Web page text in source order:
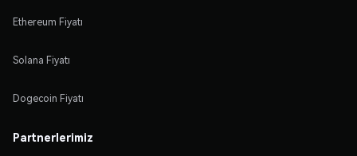
Ethereum Fiyatı
Solana Fiyatı
Dogecoin Fiyatı
Partnerlerimiz